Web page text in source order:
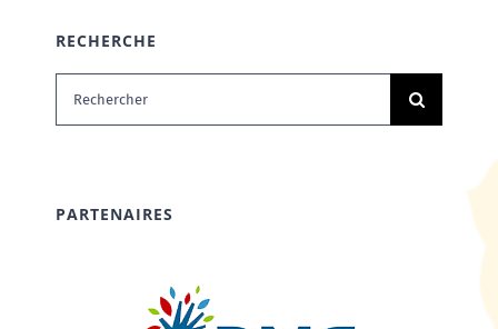
RECHERCHE
Rechercher:
PARTENAIRES